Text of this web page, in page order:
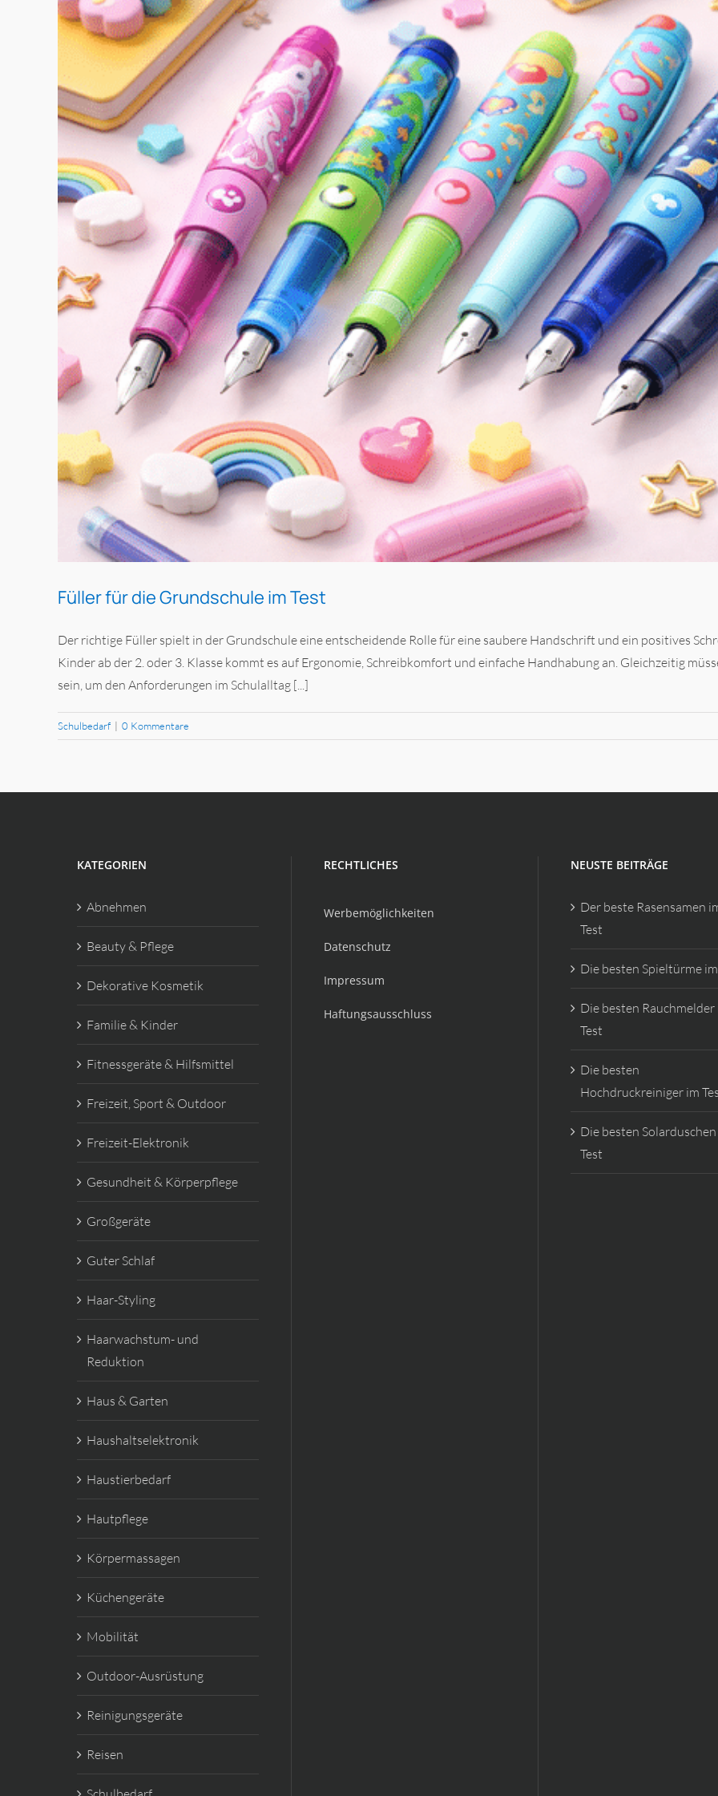
Füller für die Grundschule im Test
Der richtige Füller spielt in der Grundschule eine entscheidende Rolle für eine saubere Handschrift und ein positives
Kinder ab der 2. oder 3. Klasse kommt es auf Ergonomie, Schreibkomfort und einfache Handhabung an. Gleichzeitig
sein, um den Anforderungen im Schulalltag [...]
Schulbedarf | 0 Kommentare
KATEGORIEN
Abnehmen
Beauty & Pflege
Dekorative Kosmetik
Familie & Kinder
Fitnessgeräte & Hilfsmittel
Freizeit, Sport & Outdoor
Freizeit-Elektronik
Gesundheit & Körperpflege
Großgeräte
Guter Schlaf
Haar-Styling
Haarwachstum- und
Reduktion
Haus & Garten
Haushaltselektronik
Haustierbedarf
Hautpflege
Körpermassagen
Küchengeräte
Mobilität
Outdoor-Ausrüstung
Reinigungsgeräte
Reisen
RECHTLICHES
Werbemöglichkeiten
Datenschutz
Impressum
Haftungsausschluss
NEUSTE BEITRÄGE
Der beste Rasensamen
Test
Die besten Spieltürme
Die besten Rauchmelder
Test
Die besten
Hochdruckreiniger im
Die besten
Test